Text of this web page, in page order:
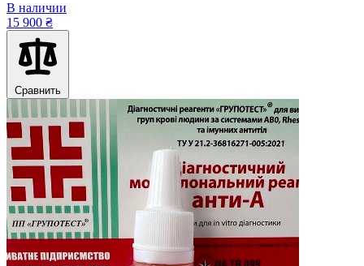
В наличии
15 900 ₴
Сравнить